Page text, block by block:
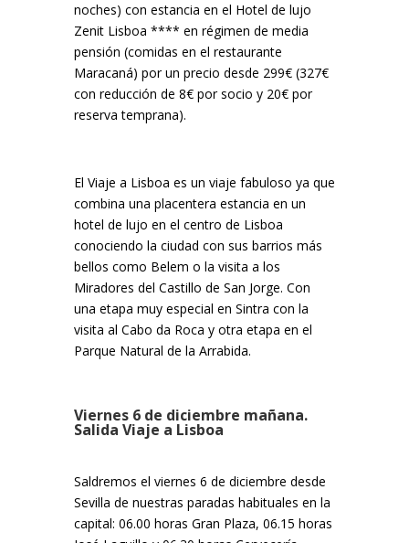
noches) con estancia en el Hotel de lujo
Zenit Lisboa **** en régimen de media
pensión (comidas en el restaurante
Maracaná) por un precio desde 299€ (327€
con reducción de 8€ por socio y 20€ por
reserva temprana).
El Viaje a Lisboa es un viaje fabuloso ya que
combina una placentera estancia en un
hotel de lujo en el centro de Lisboa
conociendo la ciudad con sus barrios más
bellos como Belem o la visita a los
Miradores del Castillo de San Jorge. Con
una etapa muy especial en Sintra con la
visita al Cabo da Roca y otra etapa en el
Parque Natural de la Arrabida.
Viernes 6 de diciembre mañana.
Salida Viaje a Lisboa
Saldremos el viernes 6 de diciembre desde
Sevilla de nuestras paradas habituales en la
capital: 06.00 horas Gran Plaza, 06.15 horas